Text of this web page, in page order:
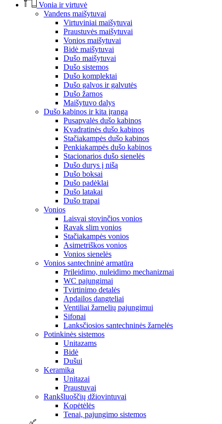
Vonia ir virtuvė
Vandens maišytuvai
Virtuviniai maišytuvai
Praustuvės maišytuvai
Vonios maišytuvai
Bidė maišytuvai
Dušo maišytuvai
Dušo sistemos
Dušo komplektai
Dušo galvos ir galvutės
Dušo žarnos
Maišytuvo dalys
Dušo kabinos ir kita įranga
Pusapvalės dušo kabinos
Kvadratinės dušo kabinos
Stačiakampės dušo kabinos
Penkiakampės dušo kabinos
Stacionarios dušo sienelės
Dušo durys į nišą
Dušo boksai
Dušo padėklai
Dušo latakai
Dušo trapai
Vonios
Laisvai stovinčios vonios
Ravak slim vonios
Stačiakampės vonios
Asimetriškos vonios
Vonios sienelės
Vonios santechninė armatūra
Prileidimo, nuleidimo mechanizmai
WC pajungimai
Tvirtinimo detalės
Apdailos dangteliai
Ventiliai žarnelių pajungimui
Sifonai
Lanksčiosios santechninės žarnelės
Potinkinės sistemos
Unitazams
Bidė
Dušui
Keramika
Unitazai
Praustuvai
Rankšluoščių džiovintuvai
Kopėtėlės
Tenai, pajungimo sistemos